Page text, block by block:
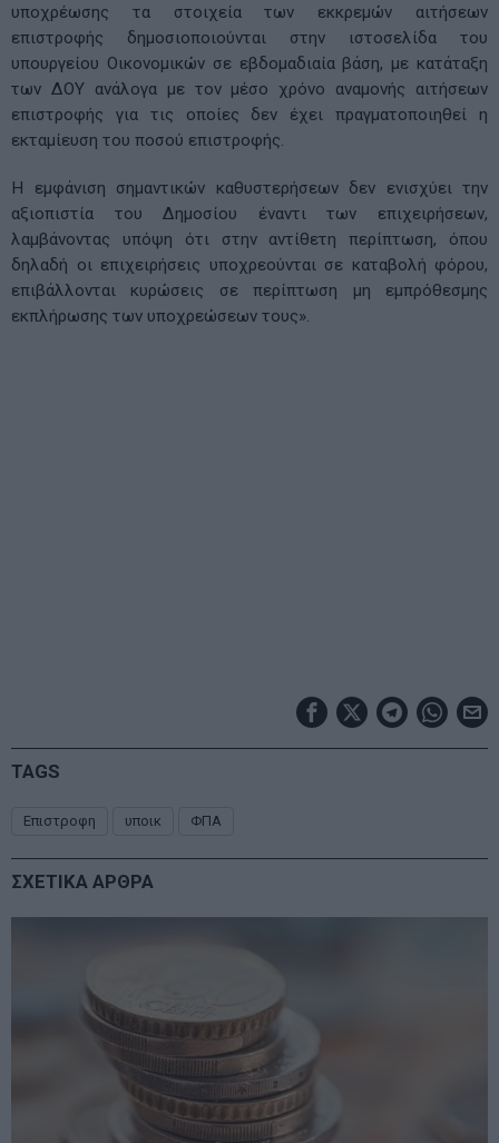
υποχρέωσης τα στοιχεία των εκκρεμών αιτήσεων
επιστροφής δημοσιοποιούνται στην ιστοσελίδα του
υπουργείου Οικονομικών σε εβδομαδιαία βάση, με κατάταξη
των ΔΟΥ ανάλογα με τον μέσο χρόνο αναμονής αιτήσεων
επιστροφής για τις οποίες δεν έχει πραγματοποιηθεί η
εκταμίευση του ποσού επιστροφής.
Η εμφάνιση σημαντικών καθυστερήσεων δεν ενισχύει την
αξιοπιστία του Δημοσίου έναντι των επιχειρήσεων,
λαμβάνοντας υπόψη ότι στην αντίθετη περίπτωση, όπου
δηλαδή οι επιχειρήσεις υποχρεούνται σε καταβολή φόρου,
επιβάλλονται κυρώσεις σε περίπτωση μη εμπρόθεσμης
εκπλήρωσης των υποχρεώσεων τους».
TAGS
Επιστροφη υποικ ΦΠΑ
ΣΧΕΤΙΚΑ ΑΡΘΡΑ